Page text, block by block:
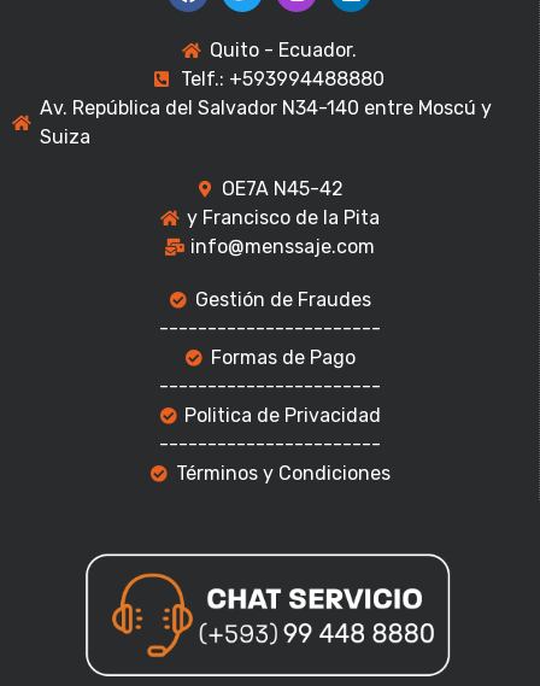
Quito - Ecuador.
Telf.: +593994488880
Av. República del Salvador N34-140 entre Moscú y
Suiza
OE7A N45-42
y Francisco de la Pita
info@menssaje.com
Gestión de Fraudes
-----------------------
Formas de Pago
-----------------------
Politica de Privacidad
-----------------------
Términos y Condiciones